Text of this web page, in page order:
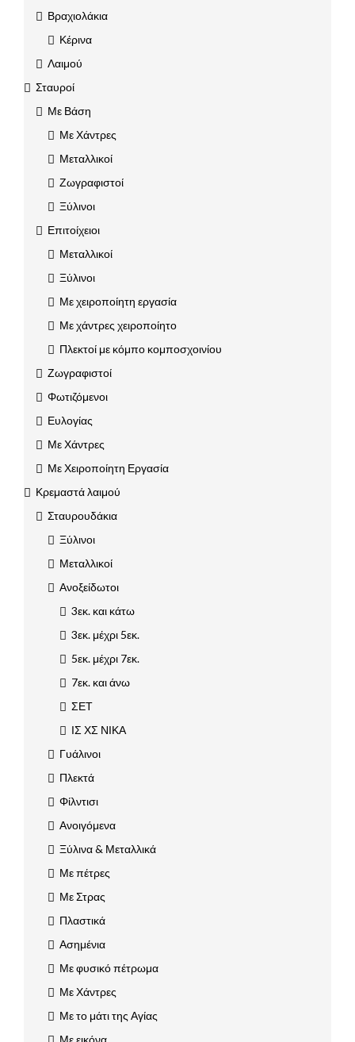
Βραχιολάκια
Κέρινα
Λαιμού
Σταυροί
Με Βάση
Με Χάντρες
Μεταλλικοί
Ζωγραφιστοί
Ξύλινοι
Επιτοίχειοι
Μεταλλικοί
Ξύλινοι
Με χειροποίητη εργασία
Με χάντρες χειροποίητο
Πλεκτοί με κόμπο κομποσχοινίου
Ζωγραφιστοί
Φωτιζόμενοι
Ευλογίας
Με Χάντρες
Με Χειροποίητη Εργασία
Κρεμαστά λαιμού
Σταυρουδάκια
Ξύλινοι
Μεταλλικοί
Ανοξείδωτοι
3εκ. και κάτω
3εκ. μέχρι 5εκ.
5εκ. μέχρι 7εκ.
7εκ. και άνω
ΣΕΤ
ΙΣ ΧΣ ΝΙΚΑ
Γυάλινοι
Πλεκτά
Φίλντισι
Ανοιγόμενα
Ξύλινα & Μεταλλικά
Με πέτρες
Με Στρας
Πλαστικά
Ασημένια
Με φυσικό πέτρωμα
Με Χάντρες
Με το μάτι της Αγίας
Με εικόνα